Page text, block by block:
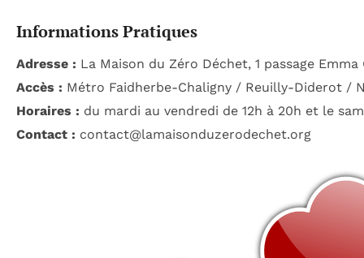
Informations Pratiques
Adresse : La Maison du Zéro Déchet, 1 passage Emma
Accès : Métro Faidherbe-Chaligny / Reuilly-Diderot /
Horaires : du mardi au vendredi de 12h à 20h et le
Contact : contact@lamaisonduzerodechet.org